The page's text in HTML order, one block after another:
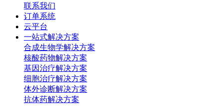
联系我们
订单系统
云平台
一站式解决方案
合成生物学解决方案
核酸药物解决方案
基因治疗解决方案
细胞治疗解决方案
体外诊断解决方案
抗体药解决方案